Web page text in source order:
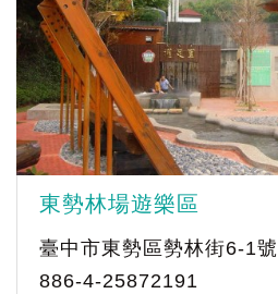
東勢林場遊樂區
臺中市東勢區勢林街6-1號
886-4-25872191